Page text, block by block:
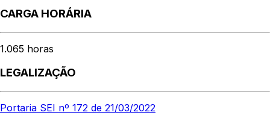
CARGA HORÁRIA
1.065 horas
LEGALIZAÇÃO
Portaria SEI nº 172 de 21/03/2022